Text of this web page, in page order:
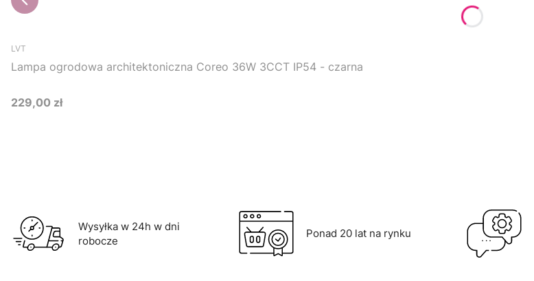
LVT
Lampa ogrodowa architektoniczna Coreo 36W 3CCT IP54 - czarna
Cena
229,00 zł
Wysyłka w 24h w dni
robocze
Ponad 20 lat na rynku